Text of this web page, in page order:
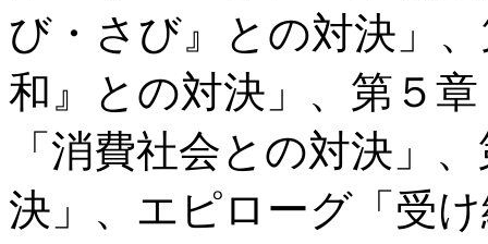
び・さび』との対決」
和』との対決」、第５
「消費社会との対決」
決」、エピローグ「受